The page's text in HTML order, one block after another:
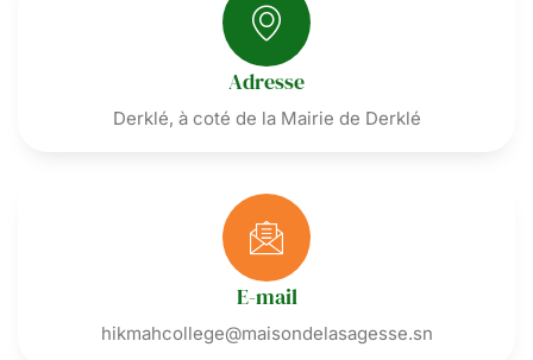
Adresse
Derklé, à coté de la Mairie de Derklé
E-mail
hikmahcollege@maisondelasagesse.sn